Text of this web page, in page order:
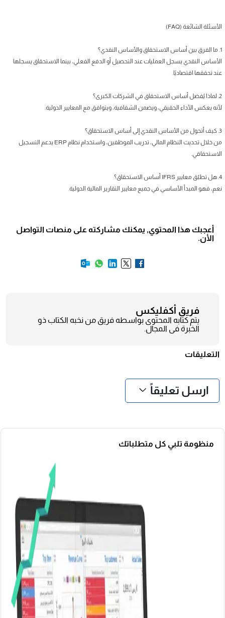
الأسئلة الشائعة (FAQ)
1. ما الفرق بين أساس الاستحقاق والأساس النقدي؟
الأساس النقدي يسجل العمليات عند التحصيل أو الدفع الفعلي، بينما الاستحقاق يسجلها
عند تحققها اقتصاديًا.
2. لماذا يُفضل أساس الاستحقاق في الشركات الكبرى؟
لأنه يعكس الأداء الحقيقي، ويضمن الشفافية، ويتوافق مع المعايير الدولية.
3. كيف أتحول من الأساس النقدي إلى أساس الاستحقاق؟
من خلال تحديث النظام المالي، تدريب الموظفين، واستخدام نظام ERP يدعم التسجيل
الاستحقاقي.
4. هل تطبّق معايير IFRS أساس الاستحقاق؟
نعم، فهو المبدأ الأساسي في جميع معايير التقارير المالية الدولية.
أعجبك هذا المحتوي, يمكنك مشاركته على منصات التواصل
الأن.
فريق أكفليكس
يتم كتابه المحتوى بواسطه فريق من نخبه الكتاب ذو
الخبرة فى المجال.
التعليقات
ارسل تعليقاً
منظومة تلبي كل متطلباتك